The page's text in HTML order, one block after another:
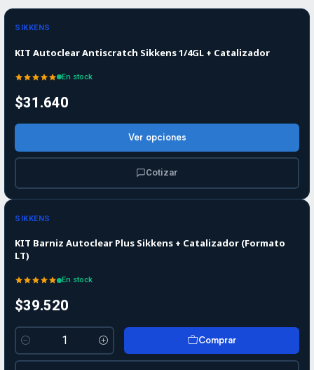
SIKKENS
KIT Autoclear Antiscratch Sikkens 1/4GL + Catalizador
En stock
$31.640
Ver opciones
Cotizar
SIKKENS
KIT Barniz Autoclear Plus Sikkens + Catalizador (Formato
LT)
En stock
$39.520
Cantidad
Comprar